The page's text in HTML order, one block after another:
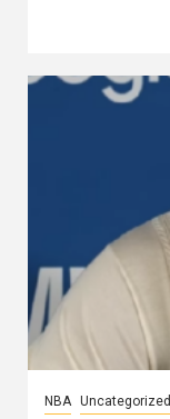
NBA Uncategorized